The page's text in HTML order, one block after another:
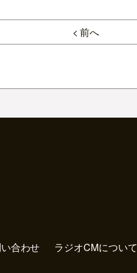
< 前へ
合わせ ラジオCMについて